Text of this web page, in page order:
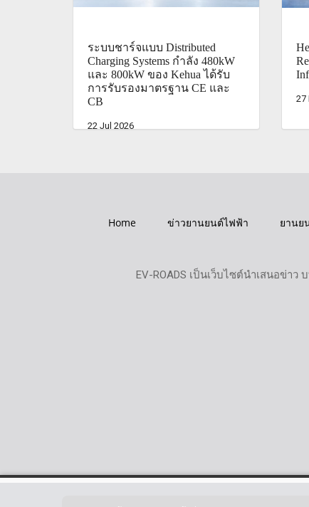
ระบบชาร์จแบบ Distributed
Charging Systems กำลัง 480kW
และ 800kW ของ Kehua ได้รับ
การรับรองมาตรฐาน CE และ
CB
22 Jul 2026
27
Home ข่าวยานยนต์ไฟฟ้า ยานย
EV-ROADS เป็นเว็บไซต์นำเสนอข่